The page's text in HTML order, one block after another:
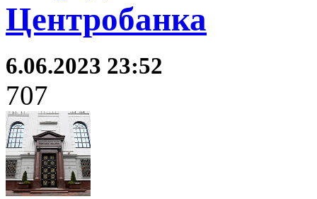
Центробанка
6.06.2023 23:52
707